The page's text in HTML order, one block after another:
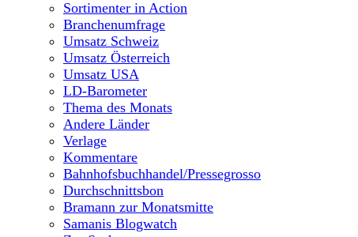
Sortimenter in Action
Branchenumfrage
Umsatz Schweiz
Umsatz Österreich
Umsatz USA
LD-Barometer
Thema des Monats
Andere Länder
Verlage
Kommentare
Bahnhofsbuchhandel/Pressegrosso
Durchschnittsbon
Bramann zur Monatsmitte
Samanis Blogwatch